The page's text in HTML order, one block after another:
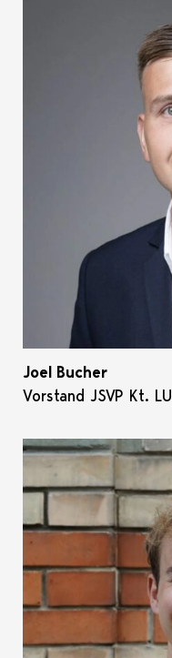
Joel Bucher
Vorstand JSVP Kt. LU